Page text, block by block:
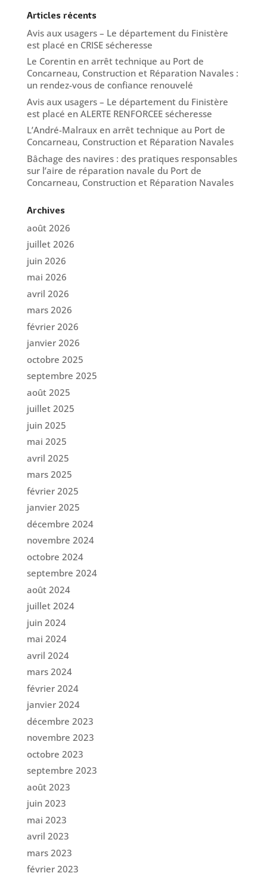
Articles récents
Avis aux usagers – Le département du Finistère
est placé en CRISE sécheresse
Le Corentin en arrêt technique au Port de
Concarneau, Construction et Réparation Navales :
un rendez-vous de confiance renouvelé
Avis aux usagers – Le département du Finistère
est placé en ALERTE RENFORCEE sécheresse
L’André-Malraux en arrêt technique au Port de
Concarneau, Construction et Réparation Navales
Bâchage des navires : des pratiques responsables
sur l’aire de réparation navale du Port de
Concarneau, Construction et Réparation Navales
Archives
août 2026
juillet 2026
juin 2026
mai 2026
avril 2026
mars 2026
février 2026
janvier 2026
octobre 2025
septembre 2025
août 2025
juillet 2025
juin 2025
mai 2025
avril 2025
mars 2025
février 2025
janvier 2025
décembre 2024
novembre 2024
octobre 2024
septembre 2024
août 2024
juillet 2024
juin 2024
mai 2024
avril 2024
mars 2024
février 2024
janvier 2024
décembre 2023
novembre 2023
octobre 2023
septembre 2023
août 2023
juin 2023
mai 2023
avril 2023
mars 2023
février 2023